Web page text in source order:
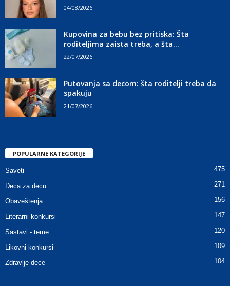
04/08/2026
Kupovina za bebu bez pritiska: Šta
roditeljima zaista treba, a šta...
22/07/2026
Putovanja sa decom: šta roditelji treba da
spakuju
21/07/2026
POPULARNE KATEGORIJE
Saveti 475
Deca za decu 271
Obaveštenja 156
Literarni konkursi 147
Sastavi - teme 120
Likovni konkursi 109
Zdravlje dece 104